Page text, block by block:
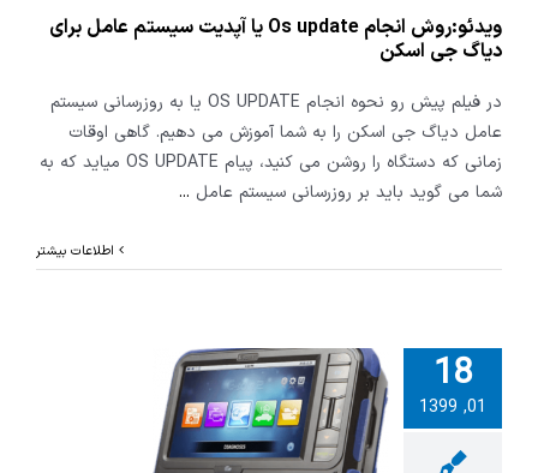
ویدئو:روش انجام Os update یا آپدیت سیستم عامل برای
دیاگ جی اسکن
در فیلم پیش رو نحوه انجام OS UPDATE یا به روزرسانی سیستم
عامل دیاگ جی اسکن را به شما آموزش می دهیم. گاهی اوقات
زمانی که دستگاه را روشن می کنید، پیام OS UPDATE میاید که به
شما می گوید باید بر روزرسانی سیستم عامل ...
اطلاعات بیشتر
18
01, 1399
برخی موارد
در آپدیت
ژانویه 2020 جی